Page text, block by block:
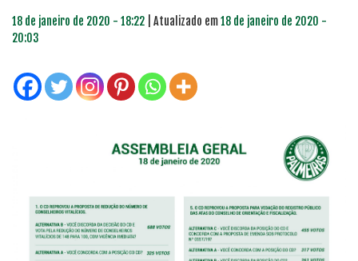
18 de janeiro de 2020 - 18:22 | Atualizado em18 de janeiro de 2020 -
20:03